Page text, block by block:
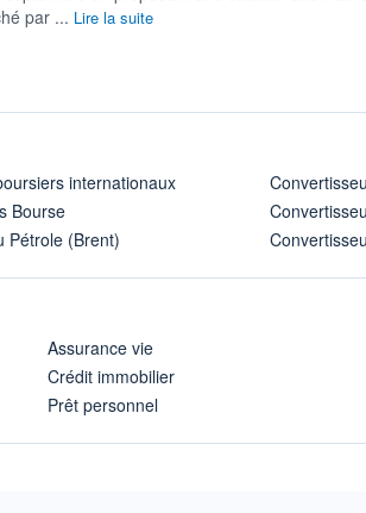
par ... Lire la suite
internationaux
Bourse
Pétrole (Brent)
Assurance vie
Crédit immobilier
Prêt personnel